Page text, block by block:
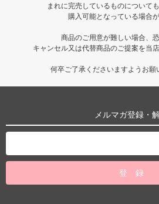
まれに完売しているものについて
購入可能となっている場合が
商品のご用意が難しい場合、
キャンセル又は代替商品のご提案を当
何卒ご了承くださいますようお願
メルマガ登録・